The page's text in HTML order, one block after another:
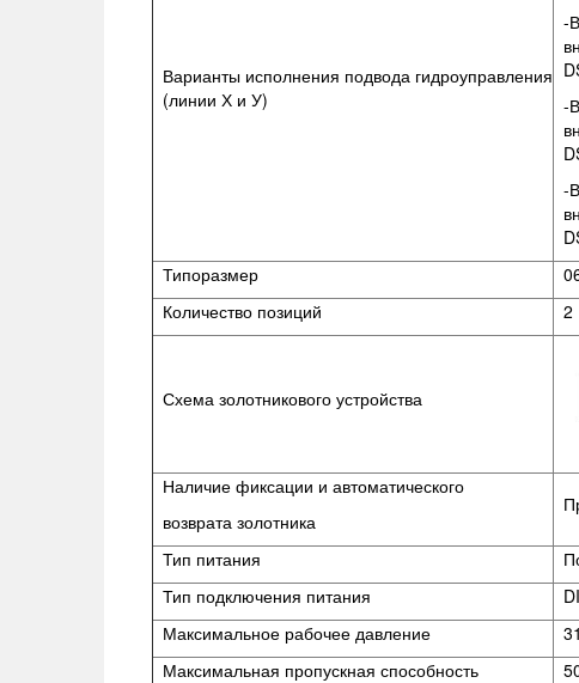
Варианты исполнения подвода гидроуправления
(линии Х и У)
-
-
-
Типоразмер
Количество позиций
2
Схема золотникового устройства
Наличие фиксации и автоматического
возврата золотника
Тип питания
Тип подключения питания
Максимальное рабочее давление
Максимальная пропускная способность